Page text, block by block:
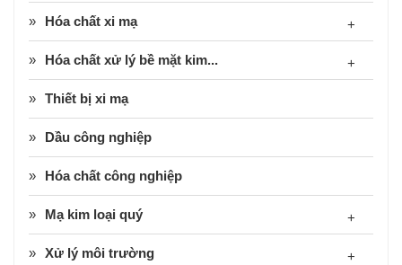
Hóa chất xi mạ +
Hóa chất xử lý bề mặt kim... +
Thiết bị xi mạ
Dầu công nghiệp
Hóa chất công nghiệp
Mạ kim loại quý +
Xử lý môi trường +